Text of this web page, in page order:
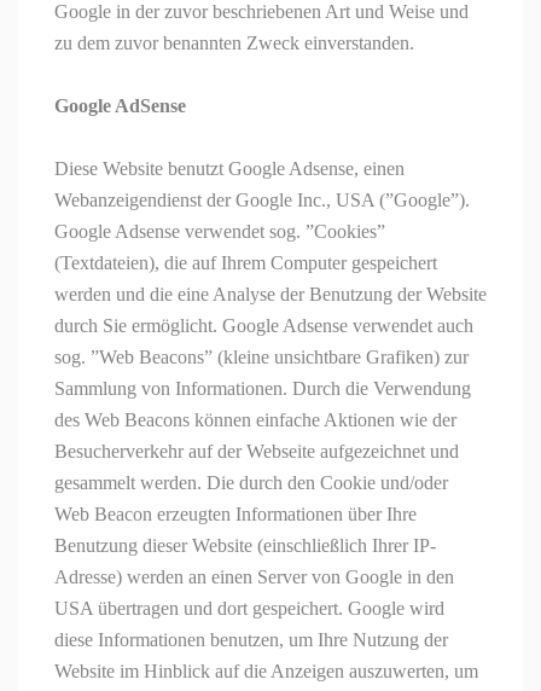
Google in der zuvor beschriebenen Art und Weise und
zu dem zuvor benannten Zweck einverstanden.
Google AdSense
Diese Website benutzt Google Adsense, einen
Webanzeigendienst der Google Inc., USA (”Google”).
Google Adsense verwendet sog. ”Cookies”
(Textdateien), die auf Ihrem Computer gespeichert
werden und die eine Analyse der Benutzung der Website
durch Sie ermöglicht. Google Adsense verwendet auch
sog. ”Web Beacons” (kleine unsichtbare Grafiken) zur
Sammlung von Informationen. Durch die Verwendung
des Web Beacons können einfache Aktionen wie der
Besucherverkehr auf der Webseite aufgezeichnet und
gesammelt werden. Die durch den Cookie und/oder
Web Beacon erzeugten Informationen über Ihre
Benutzung dieser Website (einschließlich Ihrer IP-
Adresse) werden an einen Server von Google in den
USA übertragen und dort gespeichert. Google wird
diese Informationen benutzen, um Ihre Nutzung der
Website im Hinblick auf die Anzeigen auszuwerten, um